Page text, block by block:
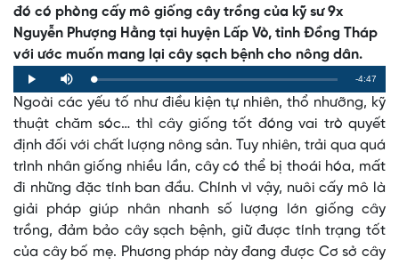
đó có phòng cấy mô giống cây trồng của kỹ sư 9x
Nguyễn Phượng Hằng tại huyện Lấp Vò, tỉnh Đồng Tháp
với ước muốn mang lại cây sạch bệnh cho nông dân.
Play Mute Loaded:
0%
Progress:
0%
Remaining
Time
-4:47
Ngoài các yếu tố như điều kiện tự nhiên, thổ nhưỡng, kỹ
thuật chăm sóc… thì cây giống tốt đóng vai trò quyết
định đối với chất lượng nông sản. Tuy nhiên, trải qua quá
trình nhân giống nhiều lần, cây có thể bị thoái hóa, mất
đi những đặc tính ban đầu. Chính vì vậy, nuôi cấy mô là
giải pháp giúp nhân nhanh số lượng lớn giống cây
trồng, đảm bảo cây sạch bệnh, giữ được tính trạng tốt
của cây bố mẹ. Phương pháp này đang được Cơ sở cây